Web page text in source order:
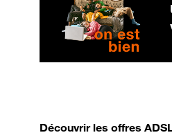
Découvrir les offres